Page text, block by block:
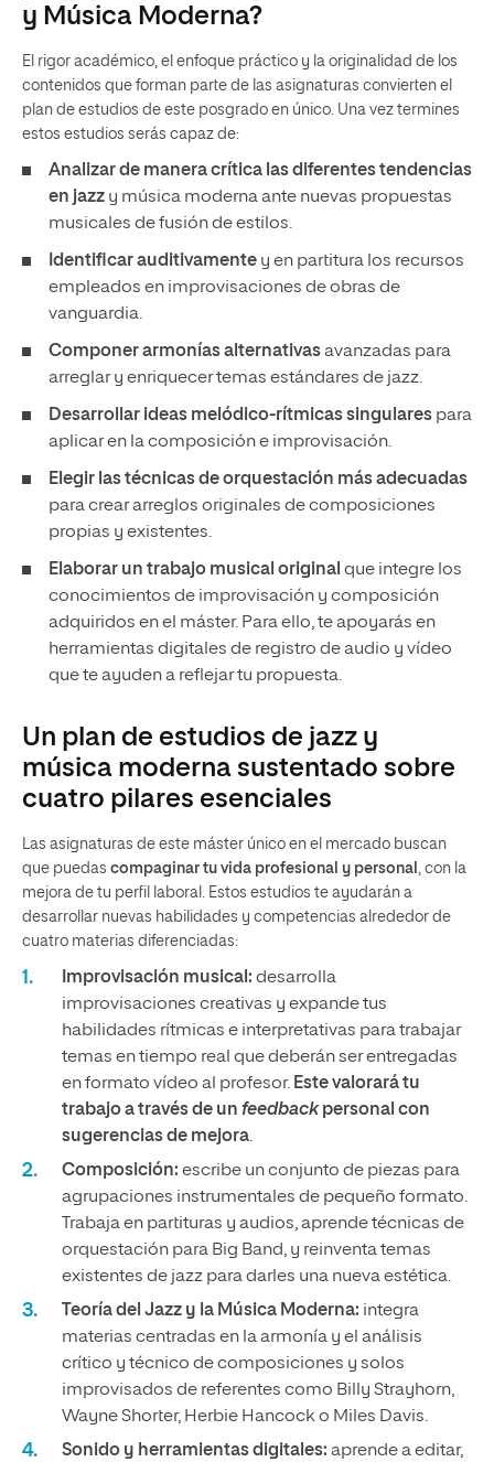
y Música Moderna?
El rigor académico, el enfoque práctico y la originalidad de los
contenidos que forman parte de las asignaturas convierten el
plan de estudios de este posgrado en único. Una vez termines
estos estudios serás capaz de:
Analizar de manera crítica las diferentes tendencias
en jazz y música moderna ante nuevas propuestas
musicales de fusión de estilos.
Identificar auditivamente y en partitura los recursos
empleados en improvisaciones de obras de
vanguardia.
Componer armonías alternativasavanzadas para
arreglar y enriquecer temas estándares de jazz.
Desarrollar ideas melódico-rítmicas singulares para
aplicar en la composición e improvisación.
Elegir las técnicas de orquestación más adecuadas
para crear arreglos originales de composiciones
propias y existentes.
Elaborar un trabajo musical original que integre los
conocimientos de improvisación y composición
adquiridos en el máster. Para ello, te apoyarás en
herramientas digitales de registro de audio y vídeo
que te ayuden a reflejar tu propuesta.
Un plan de estudios de jazz y
música moderna sustentado sobre
cuatro pilares esenciales
Las asignaturas de este máster único en el mercado buscan
que puedas compaginar tu vida profesional y personal , con la
mejora de tu perfil laboral. Estos estudios te ayudarán a
desarrollar nuevas habilidades y competencias alrededor de
cuatro materias diferenciadas:
Improvisación musical: desarrolla
improvisaciones creativas y expande tus
habilidades rítmicas e interpretativas para trabajar
temas en tiempo real que deberán ser entregadas
en formato vídeo al profesor. Este valorará tu
trabajo a través de un feedbackpersonal con
sugerencias de mejora.
Composición: escribe un conjunto de piezas para
agrupaciones instrumentales de pequeño formato.
Trabaja en partituras y audios, aprende técnicas de
orquestación para Big Band, y reinventa temas
existentes de jazz para darles una nueva estética.
Teoría del Jazz y la Música Moderna: integra
materias centradas en la armonía y el análisis
crítico y técnico de composiciones y solos
improvisados de referentes como Billy Strayhorn,
Wayne Shorter, Herbie Hancock o Miles Davis.
Sonido y herramientas digitales: aprende a editar,